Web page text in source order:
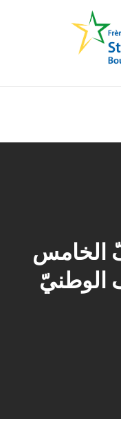
Ecole Saint
الخامس
الوطنيّ